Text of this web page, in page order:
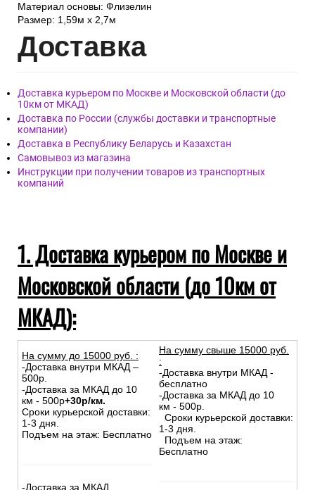
Материал основы: Флизелин
Размер: 1,59м х 2,7м
Доставка
Доставка курьером по Москве и Московской области (до
10км от МКАД)
Доставка по России (службы доставки и транспортные
компании)
Доставка в Республику Беларусь и Казахстан
Самовывоз из магазина
Инструкции при получении товаров из транспортных
компаний
1. Доставка курьером по Москве и
Московской области (до 10км от
МКАД):
На сумму до 15000 руб. :
-Доставка внутри МКАД –
500р.
-Доставка за МКАД до 10
км - 500р+30р/км.
Сроки курьерской доставки:
1-3 дня.
Подъем на этаж: Бесплатно
-Доставка за МКАД
На сумму свыше 15000 руб.
:
-Доставка внутри МКАД -
бесплатно
-Доставка за МКАД до 10
км - 500р.
Сроки курьерской доставки:
1-3 дня.
Подъем на этаж:
Бесплатно